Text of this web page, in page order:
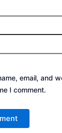
email, and
I comment.